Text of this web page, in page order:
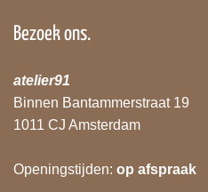
Bezoek ons.
atelier91
Binnen Bantammerstraat 19
1011 CJ Amsterdam
Openingstijden: op afspraak